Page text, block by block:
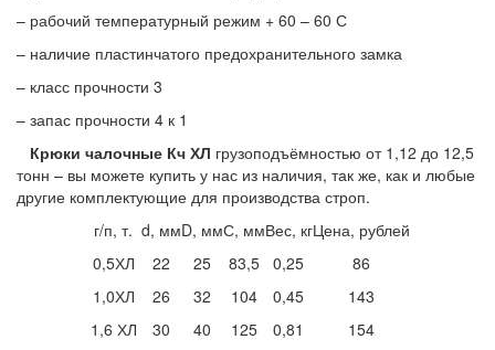
– рабочий температурный режим + 60 – 60 С
– наличие пластинчатого предохранительного замка
– класс прочности 3
– запас прочности 4 к 1
Крюки чалочные Кч ХЛ грузоподъёмностью от 1,12 до 12,5
тонн – вы можете купить у нас из наличия, так же, как и любые
другие комплектующие для производства строп.
г/п, т. d, ммD, ммС, ммВес, кгЦена, рублей
0,5ХЛ
22 25 83,5 0,25
86
1,0ХЛ
26 32 104 0,45
143
1,6 ХЛ
30 40 125 0,81
154